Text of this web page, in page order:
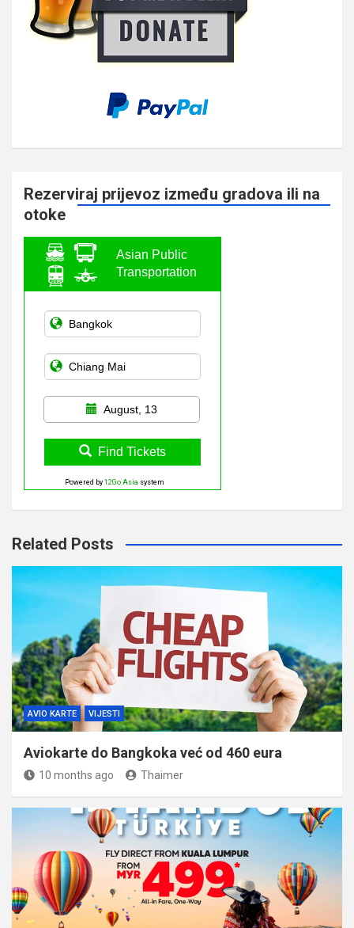
Rezerviraj prijevoz između gradova ili na
otoke
Asian Public
Transportation
August, 13
Find Tickets
Powered by 12Go Asia system
Related Posts
AVIO KARTE VIJESTI
Aviokarte do Bangkoka već od 460 eura
10 months ago Thaimer